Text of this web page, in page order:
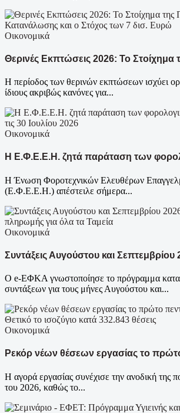
Οικονομικά
Θερινές Εκπτώσεις 2026: Το Στοίχημα
Η περίοδος των θερινών εκπτώσεων ισχύει
ίδιους ακριβώς κανόνες για...
Οικονομικά
Η Ε.Φ.Ε.Ε.Η. ζητά παράταση των
Η Ένωση Φοροτεχνικών Ελευθέρων
(Ε.Φ.Ε.Ε.Η.) απέστειλε σήμερα...
Οικονομικά
Συντάξεις Αυγούστου και Σεπτεμβρίου
Ο e-ΕΦΚΑ γνωστοποίησε το πρόγραμμα
συντάξεων για τους μήνες Αυγούστου και...
Οικονομικά
Ρεκόρ νέων θέσεων εργασίας το
Η αγορά εργασίας συνέχισε την ανοδική της
του 2026, καθώς το...